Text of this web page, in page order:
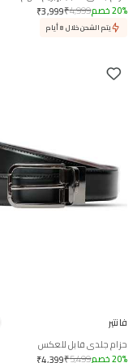
₹3,999₹4,999 20% خصم
يتم الشحن خلال 8 أيام
فانتير
حزام جلدي قابل للعكس
₹4,399₹5,499 20% خصم